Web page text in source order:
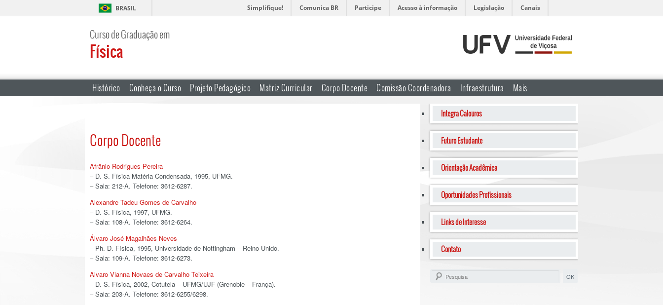
BRASIL Simplifique! Comunica BR Participe Acesso à informação Legislação Canais
Curso de Graduação em
Física
Histórico Conheça o Curso Projeto Pedagógico Matriz Curricular Corpo Docente Comissão Coordenadora Infraestrutura Mais
Corpo Docente
Afrânio Rodrigues Pereira
– D. S. Física Matéria Condensada, 1995, UFMG.
– Sala: 212-A. Telefone: 3612-6287.
Alexandre Tadeu Gomes de Carvalho
– D. S. Física, 1997, UFMG.
– Sala: 108-A. Telefone: 3612-6264.
Álvaro José Magalhães Neves
– Ph. D. Física, 1995, Universidade de Nottingham – Reino Unido.
– Sala: 109-A. Telefone: 3612-6273.
Alvaro Vianna Novaes de Carvalho Teixeira
– D. S. Física, 2002, Cotutela – UFMG/UJF (Grenoble – França).
– Sala: 203-A. Telefone: 3612-6255/6298.
Integra Calouros
Futuro Estudante
Orientação Acadêmica
Oportunidades Profissionais
Links de Interesse
Contato